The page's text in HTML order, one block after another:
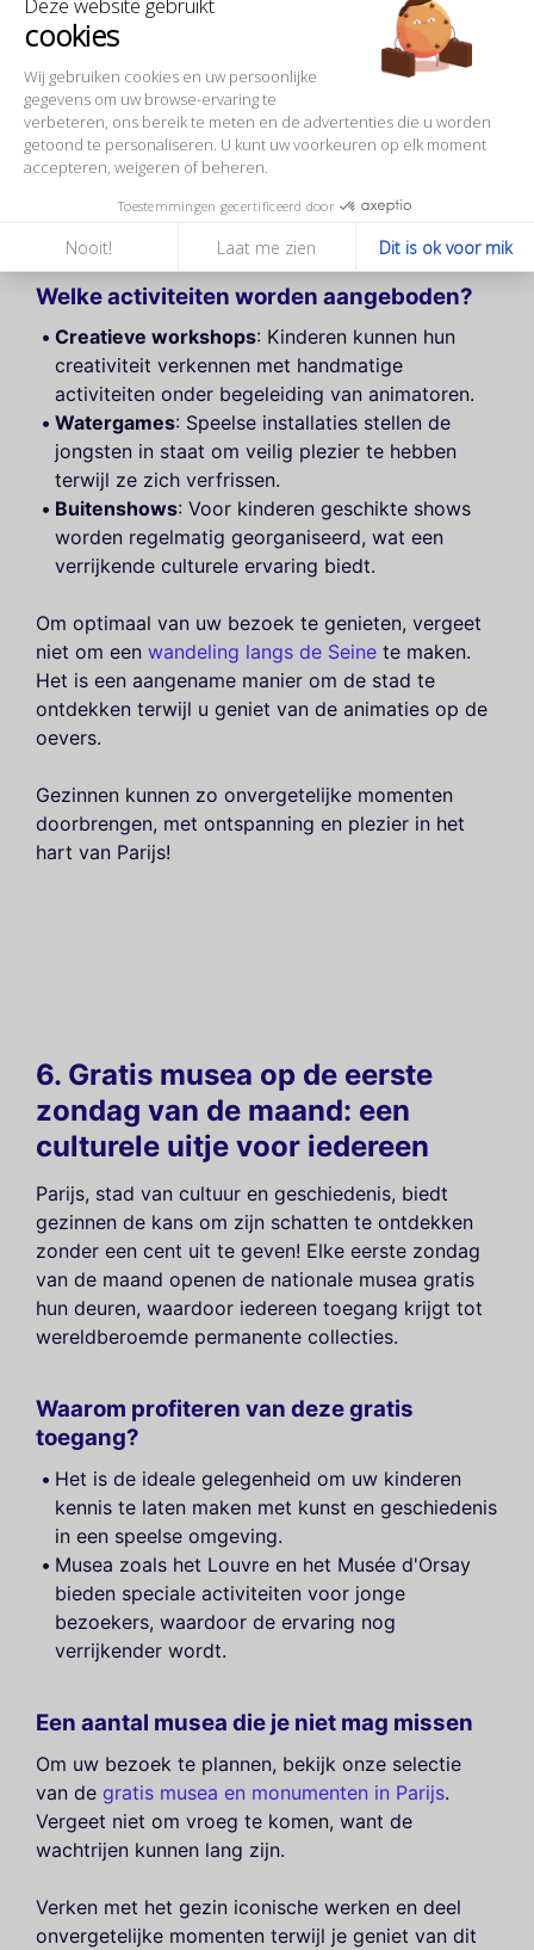
cookies
Wij gebruiken cookies en uw persoonlijke
gegevens om uw browse-ervaring te
verbeteren, ons bereik te meten en de advertenties die u worden
getoond te personaliseren. U kunt uw voorkeuren op elk moment
accepteren, weigeren of beheren.
Toestemmingen gecertificeerd door
Nooit! Laat me zien Dit is ok voor mik
animaties en speelruimtes voor
de kleintjes
De oevers van de Seine in Parijs veranderen elke
zomer in een echt speelterrein voor gezinnen. Met
leuke en educatieve activiteiten zijn deze ruimtes
perfect om de kleintjes te vermaken tijdens de
Welke activiteiten worden aangeboden?
Creatieve workshops: Kinderen kunnen hun
creativiteit verkennen met handmatige
activiteiten onder begeleiding van animatoren.
Watergames: Speelse installaties stellen de
jongsten in staat om veilig plezier te hebben
terwijl ze zich verfrissen.
Buitenshows: Voor kinderen geschikte shows
worden regelmatig georganiseerd, wat een
verrijkende culturele ervaring biedt.
Om optimaal van uw bezoek te genieten, vergeet
niet om een wandeling langs de Seine te maken.
Het is een aangename manier om de stad te
ontdekken terwijl u geniet van de animaties op de
oevers.
Gezinnen kunnen zo onvergetelijke momenten
doorbrengen, met ontspanning en plezier in het
hart van Parijs!
6. Gratis musea op de eerste
zondag van de maand: een
culturele uitje voor iedereen
Parijs, stad van cultuur en geschiedenis, biedt
gezinnen de kans om zijn schatten te ontdekken
zonder een cent uit te geven! Elke eerste zondag
van de maand openen de nationale musea gratis
hun deuren, waardoor iedereen toegang krijgt tot
wereldberoemde permanente collecties.
Waarom profiteren van deze gratis
toegang?
Het is de ideale gelegenheid om uw kinderen
kennis te laten maken met kunst en geschiedenis
in een speelse omgeving.
Musea zoals het Louvre en het Musée d'Orsay
bieden speciale activiteiten voor jonge
bezoekers, waardoor de ervaring nog
verrijkender wordt.
Een aantal musea die je niet mag missen
Om uw bezoek te plannen, bekijk onze selectie
van de gratis musea en monumenten in Parijs.
Vergeet niet om vroeg te komen, want de
wachtrijen kunnen lang zijn.
Verken met het gezin iconische werken en deel
onvergetelijke momenten terwijl je geniet van dit